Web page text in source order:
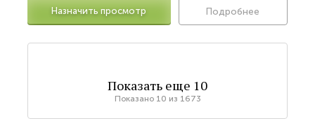
Назначить просмотр Подробнее
Показать еще 10
Показано 10 из 1673